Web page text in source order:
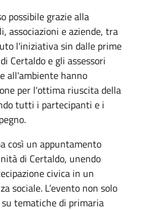
possibile grazie alla
associazioni e aziende, tra
l'iniziativa sin dalle prime
Certaldo e gli assessori
all'ambiente hanno
per l'ottima riuscita della
tutti i partecipanti e i
così un appuntamento
di Certaldo, unendo
civica in un
sociale. L’evento non solo
tematiche di primaria